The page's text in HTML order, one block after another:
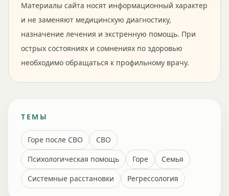
Материалы сайта носят информационный характер
и не заменяют медицинскую диагностику,
назначение лечения и экстренную помощь. При
острых состояниях и сомнениях по здоровью
необходимо обращаться к профильному врачу.
ТЕМЫ
Горе после СВО
СВО
Психологическая помощь
Горе
Семья
Системные расстановки
Регрессология